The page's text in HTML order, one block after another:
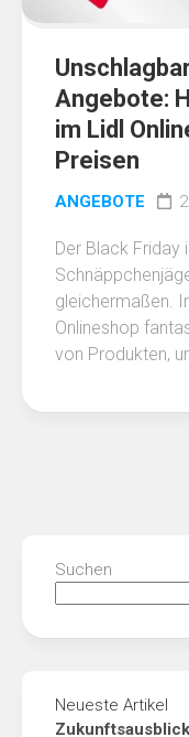
Angebote:
im Lidl
Preisen
ANGEBOTE
Der Black Friday
gleichermaßen.
Onlineshop
von Produkten,
Suchen
Neueste Artikel